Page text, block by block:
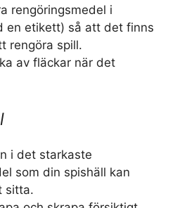
rengöringsmedel i
en etikett) så att det finns
rengöra spill.
av fläckar när det
i det starkaste
som din spishäll kan
sitta.